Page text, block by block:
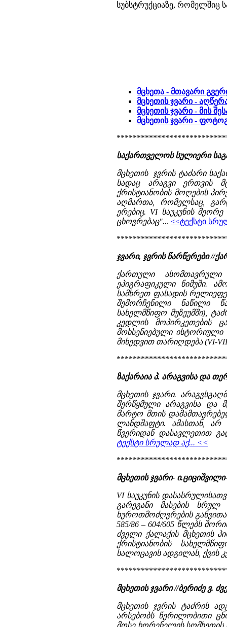
სუბსტრუქციაზე, რომელშიც
მცხეთა - მთავარი
მცხეთის ჯვარი -
მცხეთის ჯვარი - მის
მცხეთის ჯვარი -
საქართველოს სულიერი
მცხეთის ჯვრის ტაძარი
სადაც არაგვი ერთვის
ქრისტიანობის მოღების
აღმართა, რომელსაც,
ერებიც. VI საუკუნის
ცხოვრებაც"... <<ტექსტი
ჯვარი, ჯვრის წარწერები //
ქართული
ეპიგრაფიკული ნიმუში.
სამხრეთ ფასადის
შემორჩენილი ნაწილი
სახელმწიფო მუზეუმში),
კედლის მოპირკეთების
მოხსენიებული
მიხედვით თარიღდება (VI-VII
ზაქარაია პ. არაგვისა და
მცხეთის ჯვარი.
შერწყმული არაგვისა და
მარტო მთის
ლანდშაფტი. ამასთან, არ
წვერიდან დასავლეთით
ტექსტი სრულად აქ... <<
მცხეთის ჯვარი-
VI საუკუნის
გარეგანი მასების
ხუროთმოძღვრების
585/86 – 604/605 წლებს
ძველი ქალაქის მცხეთის
ქრისტიანობის
სალოცავის ადგილას, ქვის
მცხეთის ჯვარი //ბერიძე ვ.
მცხეთის ჯვრის ტაძრის
არსებობს წერილობითი
მოსე ხორენელის სომხეთის